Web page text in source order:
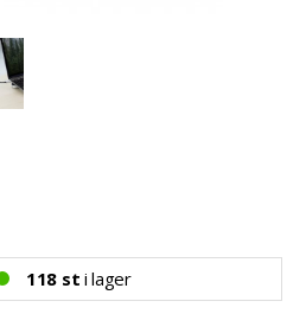
118 st i lager